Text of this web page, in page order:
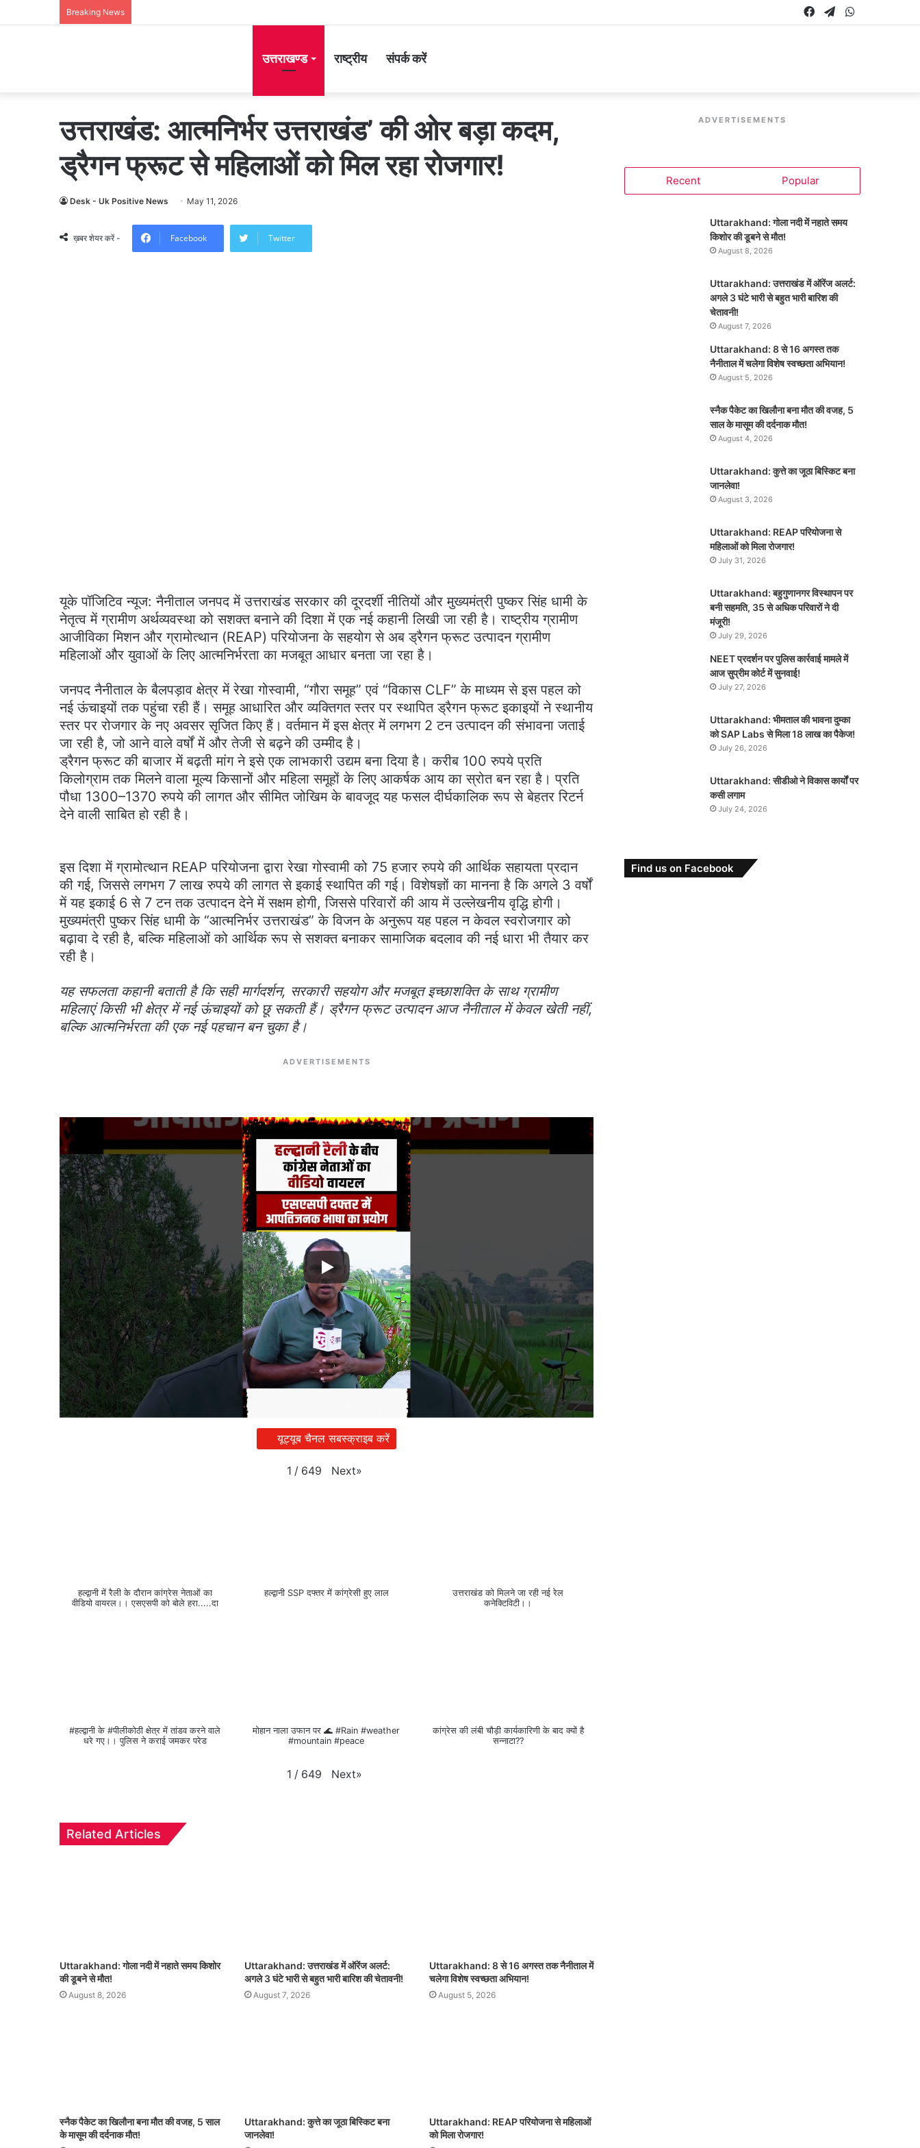
Breaking News Telegram
Facebook
उत्तराखण्ड राष्ट्रीय संपर्क करें
उत्तराखंड: आत्मनिर्भर उत्तराखंड’ की ओर बड़ा कदम,
ड्रैगन फ्रूट से महिलाओं को मिल रहा रोजगार!
Desk - Uk Positive News May 11, 2026
ख़बर शेयर करें - Facebook Twitter
यूके पॉजिटिव न्यूज: नैनीताल जनपद में उत्तराखंड सरकार की दूरदर्शी नीतियों और मुख्यमंत्री पुष्कर सिंह धामी के
नेतृत्व में ग्रामीण अर्थव्यवस्था को सशक्त बनाने की दिशा में एक नई कहानी लिखी जा रही है। राष्ट्रीय ग्रामीण
आजीविका मिशन और ग्रामोत्थान (REAP) परियोजना के सहयोग से अब ड्रैगन फ्रूट उत्पादन ग्रामीण
महिलाओं और युवाओं के लिए आत्मनिर्भरता का मजबूत आधार बनता जा रहा है।
जनपद नैनीताल के बैलपड़ाव क्षेत्र में रेखा गोस्वामी, “गौरा समूह” एवं “विकास CLF” के माध्यम से इस पहल को
नई ऊंचाइयों तक पहुंचा रही हैं। समूह आधारित और व्यक्तिगत स्तर पर स्थापित ड्रैगन फ्रूट इकाइयों ने स्थानीय
स्तर पर रोजगार के नए अवसर सृजित किए हैं। वर्तमान में इस क्षेत्र में लगभग 2 टन उत्पादन की संभावना जताई
जा रही है, जो आने वाले वर्षों में और तेजी से बढ़ने की उम्मीद है।
ड्रैगन फ्रूट की बाजार में बढ़ती मांग ने इसे एक लाभकारी उद्यम बना दिया है। करीब 100 रुपये प्रति
किलोग्राम तक मिलने वाला मूल्य किसानों और महिला समूहों के लिए आकर्षक आय का स्रोत बन रहा है। प्रति
पौधा 1300–1370 रुपये की लागत और सीमित जोखिम के बावजूद यह फसल दीर्घकालिक रूप से बेहतर रिटर्न
देने वाली साबित हो रही है।
इस दिशा में ग्रामोत्थान REAP परियोजना द्वारा रेखा गोस्वामी को 75 हजार रुपये की आर्थिक सहायता प्रदान
की गई, जिससे लगभग 7 लाख रुपये की लागत से इकाई स्थापित की गई। विशेषज्ञों का मानना है कि अगले 3 वर्षों
में यह इकाई 6 से 7 टन तक उत्पादन देने में सक्षम होगी, जिससे परिवारों की आय में उल्लेखनीय वृद्धि होगी।
मुख्यमंत्री पुष्कर सिंह धामी के “आत्मनिर्भर उत्तराखंड” के विजन के अनुरूप यह पहल न केवल स्वरोजगार को
बढ़ावा दे रही है, बल्कि महिलाओं को आर्थिक रूप से सशक्त बनाकर सामाजिक बदलाव की नई धारा भी तैयार कर
रही है।
यह सफलता कहानी बताती है कि सही मार्गदर्शन, सरकारी सहयोग और मजबूत इच्छाशक्ति के साथ ग्रामीण
महिलाएं किसी भी क्षेत्र में नई ऊंचाइयों को छू सकती हैं। ड्रैगन फ्रूट उत्पादन आज नैनीताल में केवल खेती नहीं,
बल्कि आत्मनिर्भरता की एक नई पहचान बन चुका है।
ADVERTISEMENTS
यूट्यूब चैनल सबस्क्राइब करें
1 / 649 Next»
हल्द्वानी में रैली के दौरान कांग्रेस नेताओं का
वीडियो वायरल।। एसएसपी को बोले हरा.....दा
हल्द्वानी SSP दफ्तर में कांग्रेसी हुए लाल
उत्तराखंड को मिलने जा रही नई रेल
कनेक्टिविटी।।
#हल्द्वानी के #पीलीकोठी क्षेत्र में तांडव करने वाले
धरे गए।। पुलिस ने कराई जमकर परेड
मोहान नाला उफान पर 🌊 #Rain #weather
#mountain #peace
कांग्रेस की लंबी चौड़ी कार्यकारिणी के बाद क्यों है
सन्नाटा??
1 / 649 Next»
Related Articles
Uttarakhand: गोला नदी में नहाते समय किशोर
की डूबने से मौत!
August 8, 2026
Uttarakhand: उत्तराखंड में ऑरेंज अलर्ट:
अगले 3 घंटे भारी से बहुत भारी बारिश की चेतावनी!
August 7, 2026
Uttarakhand: 8 से 16 अगस्त तक नैनीताल में
चलेगा विशेष स्वच्छता अभियान!
August 5, 2026
स्नैक पैकेट का खिलौना बना मौत की वजह, 5 साल
के मासूम की दर्दनाक मौत!
Uttarakhand: कुत्ते का जूठा बिस्किट बना
जानलेवा!
Uttarakhand: REAP परियोजना से महिलाओं
को मिला रोजगार!
ADVERTISEMENTS
Recent Popular
Uttarakhand: गोला नदी में नहाते समय
किशोर की डूबने से मौत!
August 8, 2026
Uttarakhand: उत्तराखंड में ऑरेंज अलर्ट:
अगले 3 घंटे भारी से बहुत भारी बारिश की
चेतावनी!
August 7, 2026
Uttarakhand: 8 से 16 अगस्त तक
नैनीताल में चलेगा विशेष स्वच्छता अभियान!
August 5, 2026
स्नैक पैकेट का खिलौना बना मौत की वजह, 5
साल के मासूम की दर्दनाक मौत!
August 4, 2026
Uttarakhand: कुत्ते का जूठा बिस्किट बना
जानलेवा!
August 3, 2026
Uttarakhand: REAP परियोजना से
महिलाओं को मिला रोजगार!
July 31, 2026
Uttarakhand: बहुगुणानगर विस्थापन पर
बनी सहमति, 35 से अधिक परिवारों ने दी
मंजूरी!
July 29, 2026
NEET प्रदर्शन पर पुलिस कार्रवाई मामले में
आज सुप्रीम कोर्ट में सुनवाई!
July 27, 2026
Uttarakhand: भीमताल की भावना दुम्का
को SAP Labs से मिला 18 लाख का पैकेज!
July 26, 2026
Uttarakhand: सीडीओ ने विकास कार्यों पर
कसी लगाम
July 24, 2026
Find us on Facebook